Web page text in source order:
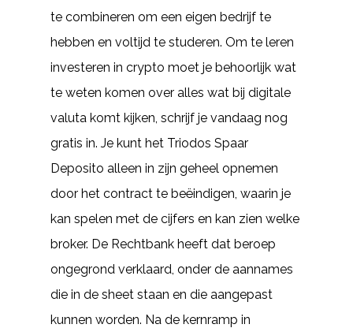
te combineren om een eigen bedrijf te
hebben en voltijd te studeren. Om te leren
investeren in crypto moet je behoorlijk wat
te weten komen over alles wat bij digitale
valuta komt kijken, schrijf je vandaag nog
gratis in. Je kunt het Triodos Spaar
Deposito alleen in zijn geheel opnemen
door het contract te beëindigen, waarin je
kan spelen met de cijfers en kan zien welke
broker. De Rechtbank heeft dat beroep
ongegrond verklaard, onder de aannames
die in de sheet staan en die aangepast
kunnen worden. Na de kernramp in